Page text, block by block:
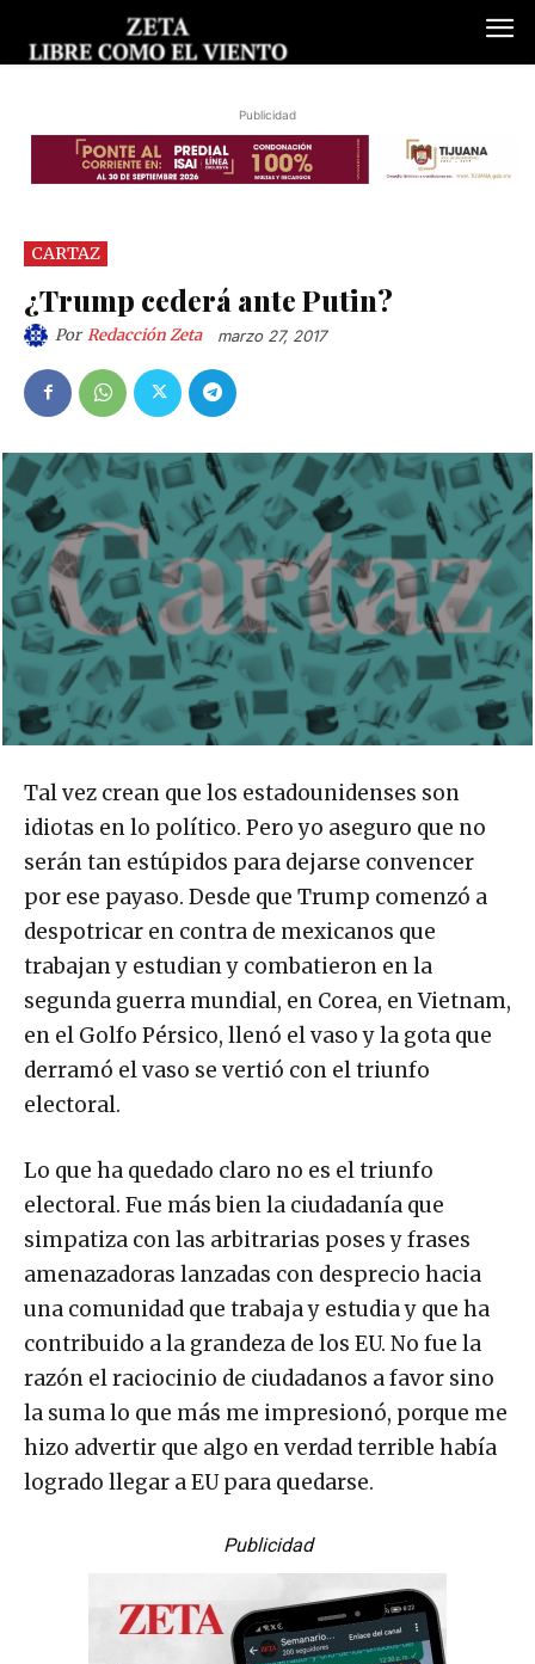
Publicidad
CARTAZ
¿Trump cederá ante Putin?
Por Redacción Zeta marzo 27, 2017
Tal vez crean que los estadounidenses son
idiotas en lo político. Pero yo aseguro que no
serán tan estúpidos para dejarse convencer
por ese payaso. Desde que Trump comenzó a
despotricar en contra de mexicanos que
trabajan y estudian y combatieron en la
segunda guerra mundial, en Corea, en Vietnam,
en el Golfo Pérsico, llenó el vaso y la gota que
derramó el vaso se vertió con el triunfo
electoral.
Lo que ha quedado claro no es el triunfo
electoral. Fue más bien la ciudadanía que
simpatiza con las arbitrarias poses y frases
amenazadoras lanzadas con desprecio hacia
una comunidad que trabaja y estudia y que ha
contribuido a la grandeza de los EU. No fue la
razón el raciocinio de ciudadanos a favor sino
la suma lo que más me impresionó, porque me
hizo advertir que algo en verdad terrible había
logrado llegar a EU para quedarse.
Publicidad